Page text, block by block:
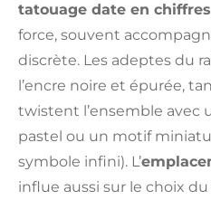
tatouage date en
force, souvent
discrète. Les adeptes du
l’encre noire et épurée,
twistent l’ensemble avec
pastel ou un motif
symbole infini). L’
influe aussi sur le choix